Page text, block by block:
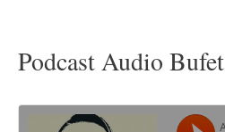
Podcast Audio Bufet